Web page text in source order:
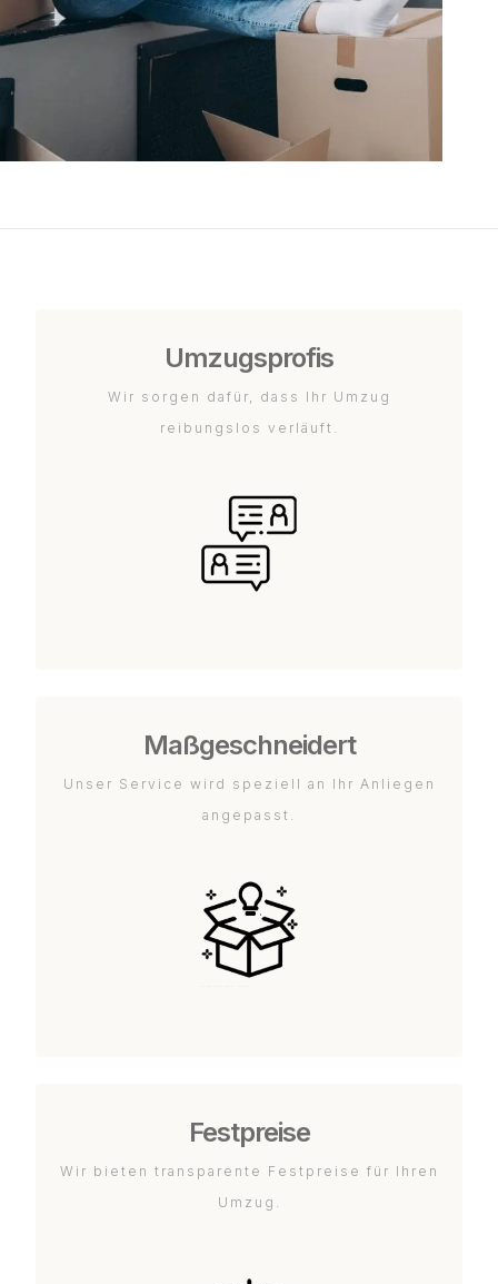
Umzugsprofis
Wir sorgen dafür, dass Ihr Umzug
reibungslos verläuft.
Maßgeschneidert
Unser Service wird speziell an Ihr Anliegen
angepasst.
Festpreise
Wir bieten transparente Festpreise für Ihren
Umzug.